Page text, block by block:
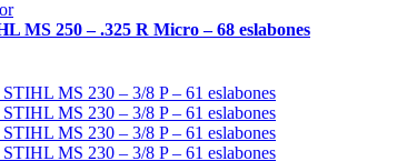
MS 250 – .325 R Micro – 68 eslabones